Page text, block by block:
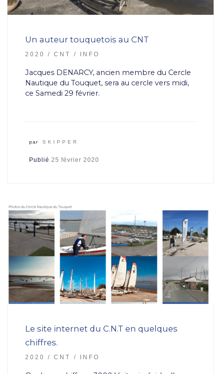
Un auteur touquetois au CNT
2020 CNT INFO
Jacques DENARCY, ancien membre du Cercle
Nautique du Touquet, sera au cercle vers midi,
ce Samedi 29 février.
par SKIPPER
Publié25 février 2020
Le site internet du C.N.T en quelques
chiffres.
2020 CNT INFO